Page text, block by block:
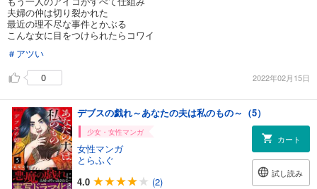
夫婦の仲は切り裂かれた
最近の理不尽な事件とかぶる
こんな女に目をつけられたらコワイ
＃アツい
0
2022年02月15日
デブスの戯れ～あなたの夫は私のもの～（5）
少女・女性マンガ
女性マンガ
とらふぐ
4.0
(2)
カート
試し読み